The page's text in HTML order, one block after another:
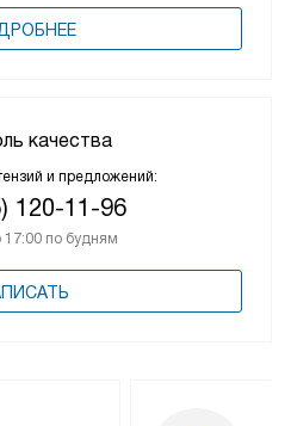
качества
и предложений:
120-11-96
17:00 по будням